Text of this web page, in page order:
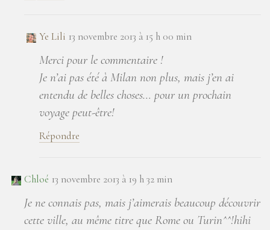
Ye Lili 13 novembre 2013 à 15 h 00 min
Merci pour le commentaire !
Je n’ai pas été à Milan non plus, mais j’en ai
entendu de belles choses… pour un prochain
voyage peut-être!
Répondre
Chloé 13 novembre 2013 à 19 h 32 min
Je ne connais pas, mais j’aimerais beaucoup découvrir
cette ville, au même titre que Rome ou Turin^^!hihi